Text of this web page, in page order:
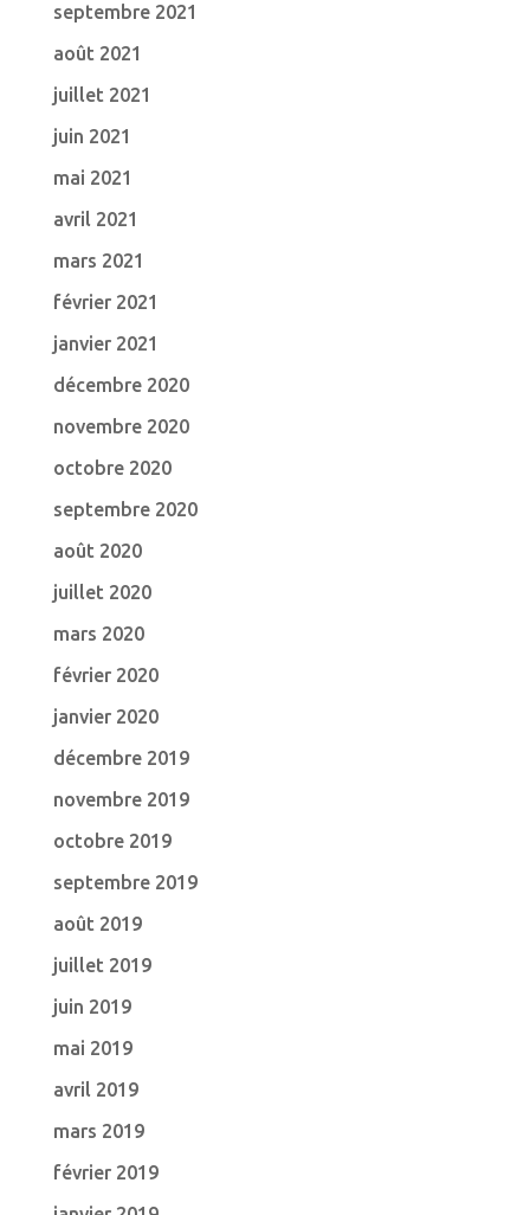
septembre 2021
août 2021
juillet 2021
juin 2021
mai 2021
avril 2021
mars 2021
février 2021
janvier 2021
décembre 2020
novembre 2020
octobre 2020
septembre 2020
août 2020
juillet 2020
mars 2020
février 2020
janvier 2020
décembre 2019
novembre 2019
octobre 2019
septembre 2019
août 2019
juillet 2019
juin 2019
mai 2019
avril 2019
mars 2019
février 2019